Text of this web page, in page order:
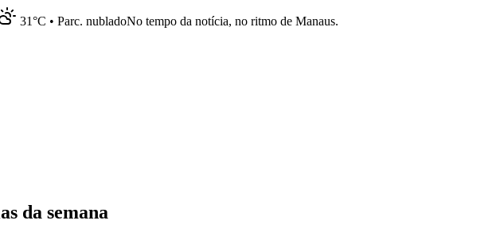
31°C • Parc. nubladoNo tempo da notícia, no ritmo de Manaus.
da semana